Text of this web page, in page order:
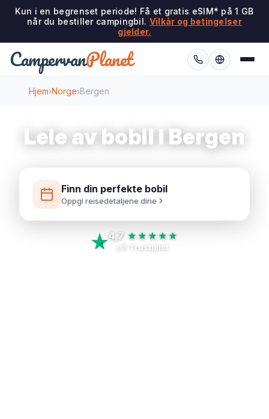
Kun i en begrenset periode! Få et gratis eSIM* på 1 GB
når du bestiller campingbil. Vilkår og betingelser
gjelder.
CampervanPlanet
Hjem›Norge›Bergen
Leie av bobil i Bergen
Finn din perfekte bobil
Oppgi reisedetaljene dine
4,7 ★★★★★
på Trustpilot